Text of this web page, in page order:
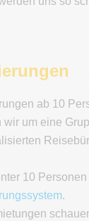
ab 10
wir um eine
10
.